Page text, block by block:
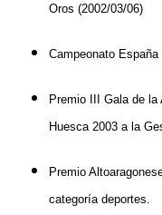
Oros (2002/03/06)
Campeonato
Premio III Gala de
Huesca 2003 a la
Premio
categoría deportes.